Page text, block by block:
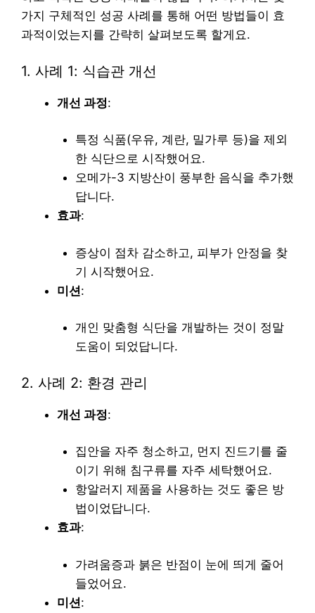
가지 구체적인 성공 사례를 통해 어떤 방법들이 효
과적이었는지를 간략히 살펴보도록 할게요.
1. 사례 1: 식습관 개선
개선 과정:
특정 식품(우유, 계란, 밀가루 등)을 제외
한 식단으로 시작했어요.
오메가-3 지방산이 풍부한 음식을 추가했
답니다.
효과:
증상이 점차 감소하고, 피부가 안정을 찾
기 시작했어요.
미션:
개인 맞춤형 식단을 개발하는 것이 정말
도움이 되었답니다.
2. 사례 2: 환경 관리
개선 과정:
집안을 자주 청소하고, 먼지 진드기를 줄
이기 위해 침구류를 자주 세탁했어요.
항알러지 제품을 사용하는 것도 좋은 방
법이었답니다.
효과:
가려움증과 붉은 반점이 눈에 띄게 줄어
들었어요.
미션: